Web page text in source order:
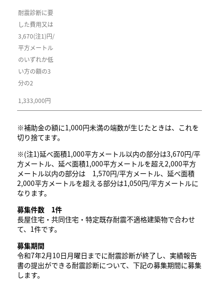
耐震診断に要
した費用又は
3,670(注1)円/
平方メートル
のいずれか低
い方の額の3
分の2
1,333,000円
※補助金の額に1,000円未満の端数が生じたときは、これを
切り捨てます。
※(注1)延べ面積1,000平方メートル以内の部分は3,670円/平
方メートル、延べ面積1,000平方メートルを超え2,000平方
メートル以内の部分は 1,570円/平方メートル、延べ面積
2,000平方メートルを超える部分は1,050円/平方メートルに
なります。
募集件数 1件
長屋住宅・共同住宅・特定既存耐震不適格建築物で合わせ
て、1件です。
募集期間
令和7年2月10日月曜日までに耐震診断が終了し、実績報告
書の提出ができる耐震診断について、下記の募集期間に募集
します。